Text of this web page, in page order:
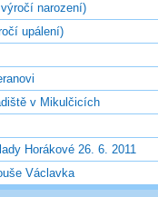
narození)
upálení)
v Mikulčicích
Horákové 26. 6. 2011
Václavka